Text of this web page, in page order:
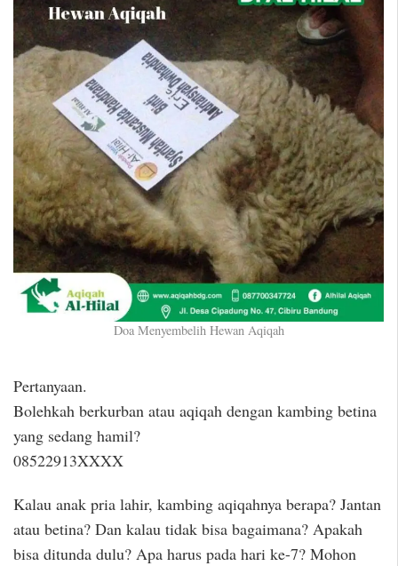
Doa Menyembelih Hewan Aqiqah
Pertanyaan.
Bolehkah berkurban atau aqiqah dengan kambing betina
yang sedang hamil?
08522913XXXX
Kalau anak pria lahir, kambing aqiqahnya berapa? Jantan
atau betina? Dan kalau tidak bisa bagaimana? Apakah
bisa ditunda dulu? Apa harus pada hari ke-7? Mohon